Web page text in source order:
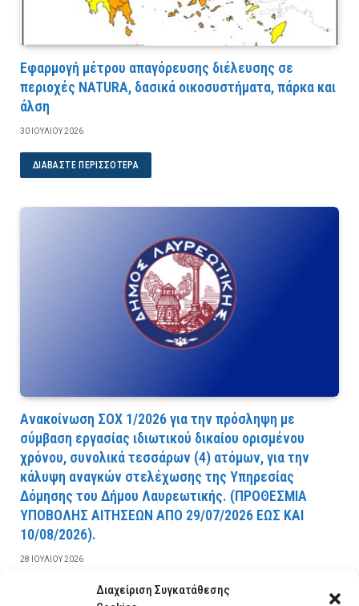
Διαχείριση Συγκατάθεσης
Εφαρμογή μέτρου απαγόρευσης διέλευσης σε
περιοχές NATURA, δασικά οικοσυστήματα, πάρκα και
άλση
30 ΙΟΥΛΊΟΥ 2026
ΔΙΑΒΆΣΤΕ ΠΕΡΙΣΣΌΤΕΡΑ
Ανακοίνωση ΣΟΧ 1/2026 για την πρόσληψη με
σύμβαση εργασίας ιδιωτικού δικαίου ορισμένου
χρόνου, συνολικά τεσσάρων (4) ατόμων, για την
κάλυψη αναγκών στελέχωσης της Υπηρεσίας
Δόμησης του Δήμου Λαυρεωτικής. (ΠPOΘEΣMIA
YΠOBOΛHΣ AITHΣEΩN AΠO 29/07/2026 EΩΣ KAI
10/08/2026).
28 ΙΟΥΛΊΟΥ 2026
ΔΙΑΒΆΣΤΕ ΠΕΡΙΣΣΌΤΕΡΑ